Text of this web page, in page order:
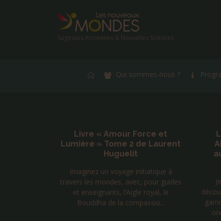
Sagesses Anciennes & Nouvelles Sciences
Qui sommes-nous ?
Livre « Amour Force et
Lumière » Tome 2 de Laurent
Huguelit
Imaginez un voyage initiatique à
travers les mondes, avec, pour guides
et enseignants, l’Aigle royal, le
Bouddha de la compassio...